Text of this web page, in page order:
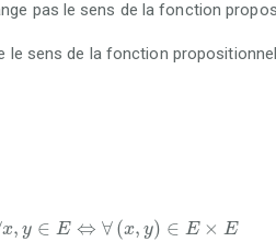
pas le sens de la fonction
le sens de la fonction
x, y ∈ E ⇔ ∀ (x, y) ∈ E × E
∀ x,y ∈ E× E